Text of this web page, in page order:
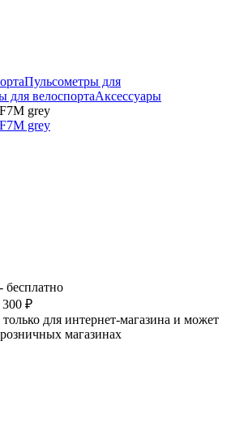
Пульсометры для
для велоспортаАксессуары
grey
бесплатно
300 ₽
для интернет-магазина и может
магазинах